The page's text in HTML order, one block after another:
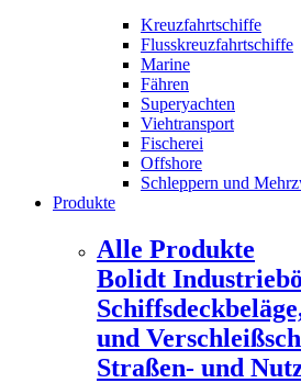
Kreuzfahrtschiffe
Flusskreuzfahrtschiffe
Marine
Fähren
Superyachten
Viehtransport
Fischerei
Offshore
Schleppern und
Produkte
Alle Produkte
Bolidt
und
Straßen- und